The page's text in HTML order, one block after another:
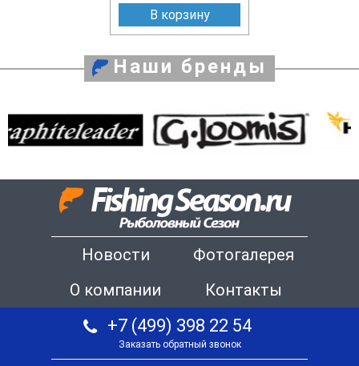
В корзину
Наши бренды
Новости
Фотогалерея
О компании
Контакты
+7 (499) 398 22 54
Заказать обратный звонок